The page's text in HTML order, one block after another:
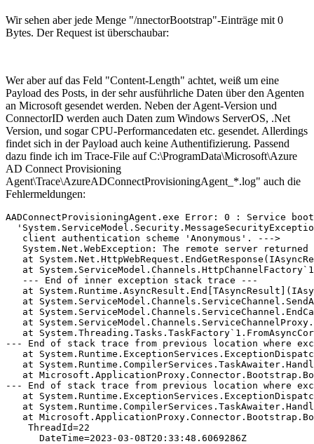
Wir sehen aber jede Menge "/nnectorBootstrap"-Einträge mit 0
Bytes. Der Request ist überschaubar:
Wer aber auf das Feld "Content-Length" achtet, weiß um eine
Payload des Posts, in der sehr ausführliche Daten über den Agenten
an Microsoft gesendet werden. Neben der Agent-Version und
ConnectorID werden auch Daten zum Windows ServerOS, .Net
Version, und sogar CPU-Performancedaten etc. gesendet. Allerdings
findet sich in der Payload auch keine Authentifizierung. Passend
dazu finde ich im Trace-File auf C:\ProgramData\Microsoft\Azure
AD Connect Provisioning
Agent\Trace\AzureADConnectProvisioningAgent_*.log" auch die
Fehlermeldungen:
AADConnectProvisioningAgent.exe Error: 0 : Service
   client authentication scheme 'Anonymous'. --->
System.Net.WebException: The remote server returned
at
at
   --- End of inner exception stack trace ---
at
at
at
at
at
--- End of stack trace from previous location where
at
at
at
--- End of stack trace from previous location where
at
at
at
    ThreadId=22
      DateTime=2023-03-08T20:33:48.6069286Z